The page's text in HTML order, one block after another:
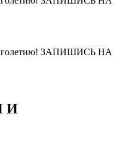
ЗАПИШИСЬ НА
И